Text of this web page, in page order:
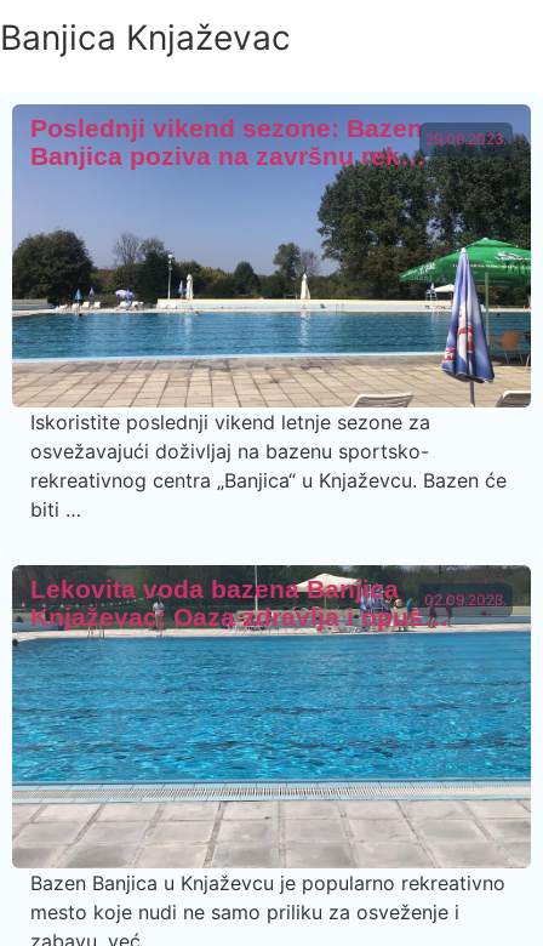
Banjica Knjaževac
29.09.2023.
Poslednji vikend sezone: Bazen
Banjica poziva na završnu rek…
Iskoristite poslednji vikend letnje sezone za
osvežavajući doživljaj na bazenu sportsko-
rekreativnog centra „Banjica“ u Knjaževcu. Bazen će
biti …
02.09.2023.
Lekovita voda bazena Banjica
Knjaževac: Oaza zdravlja i opuš…
Bazen Banjica u Knjaževcu je popularno rekreativno
mesto koje nudi ne samo priliku za osveženje i